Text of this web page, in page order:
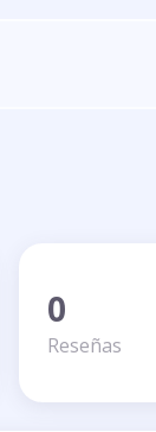
0
Reseñas